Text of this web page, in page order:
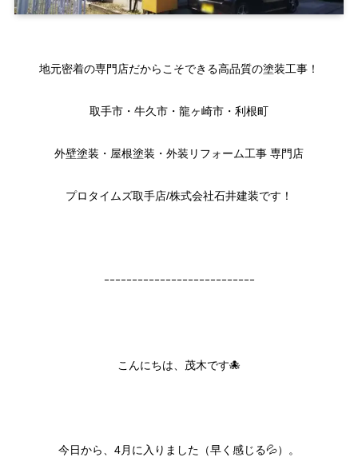
地元密着の専門店だからこそできる高品質の塗装工事！
取手市・牛久市・龍ヶ崎市・利根町
外壁塗装・屋根塗装・外装リフォーム工事 専門店
プロタイムズ取手店/株式会社石井建装です！
ｰｰｰｰｰｰｰｰｰｰｰｰｰｰｰｰｰｰｰｰｰｰｰｰｰｰｰ
こんにちは、茂木です🐙
今日から、4月に入りました（早く感じる💦）。